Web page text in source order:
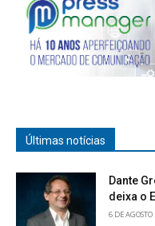
Últimas notícias
Dante
deixa o
6 DE